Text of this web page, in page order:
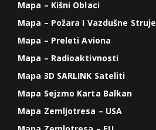
Mapa – Kišni Oblaci
Mapa – Požara I Vazdušne Struje
Mapa – Preleti Aviona
Mapa – Radioaktivnosti
Mapa 3D SARLINK Sateliti
Mapa Sejzmo Karta Balkan
Mapa Zemljotresa – USA